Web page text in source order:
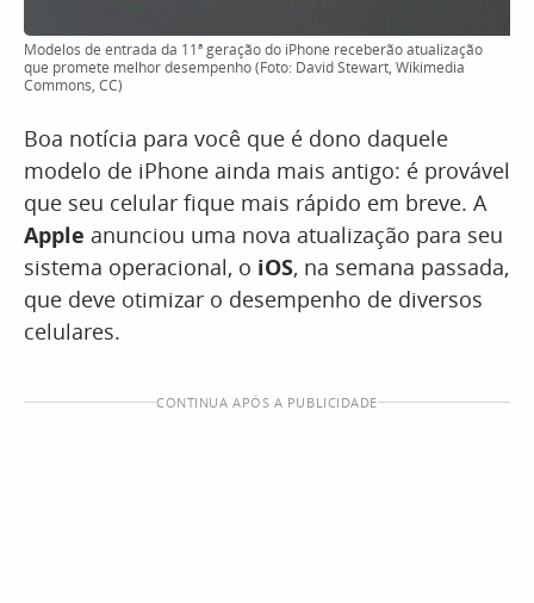
Modelos de entrada da 11ª geração do iPhone receberão atualização
que promete melhor desempenho (Foto: David Stewart, Wikimedia
Commons, CC)
Boa notícia para você que é dono daquele
modelo de iPhone ainda mais antigo: é provável
que seu celular fique mais rápido em breve. A
Apple anunciou uma nova atualização para seu
sistema operacional, o iOS, na semana passada,
que deve otimizar o desempenho de diversos
celulares.
CONTINUA APÓS A PUBLICIDADE